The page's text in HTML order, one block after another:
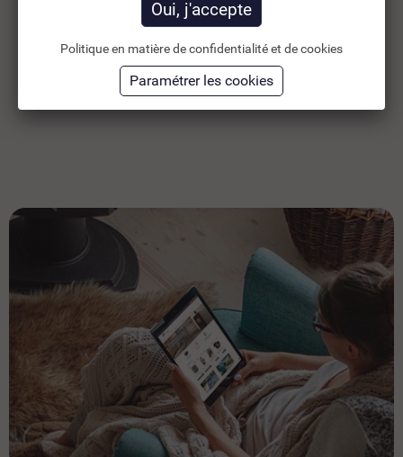
HT
Ajouter au panier
Politique en matière de confidentialité et de cookies